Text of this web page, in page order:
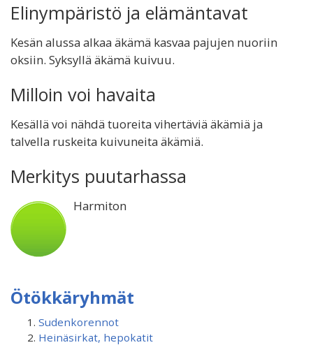
Elinympäristö ja elämäntavat
Kesän alussa alkaa äkämä kasvaa pajujen nuoriin
oksiin. Syksyllä äkämä kuivuu.
Milloin voi havaita
Kesällä voi nähdä tuoreita vihertäviä äkämiä ja
talvella ruskeita kuivuneita äkämiä.
Merkitys puutarhassa
Harmiton
Ötökkäryhmät
Sudenkorennot
Heinäsirkat, hepokatit